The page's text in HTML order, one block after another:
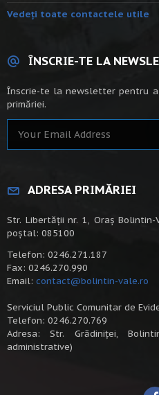
Vedeți toate contactele utile
ÎNSCRIE-TE LA
Înscrie-te la newsletter pentru
primăriei.
ADRESA PRIMĂRIEI
Str. Libertății nr. 1, Oraș Bolintin-
poștal: 085100
Telefon: 0246.271.187
Fax: 0246.270.990
Email: contact@bolintin-vale.ro
Serviciul Public Comunitar de
Telefon: 0246.270.769
Adresa: Str. Grădiniței,
administrative)